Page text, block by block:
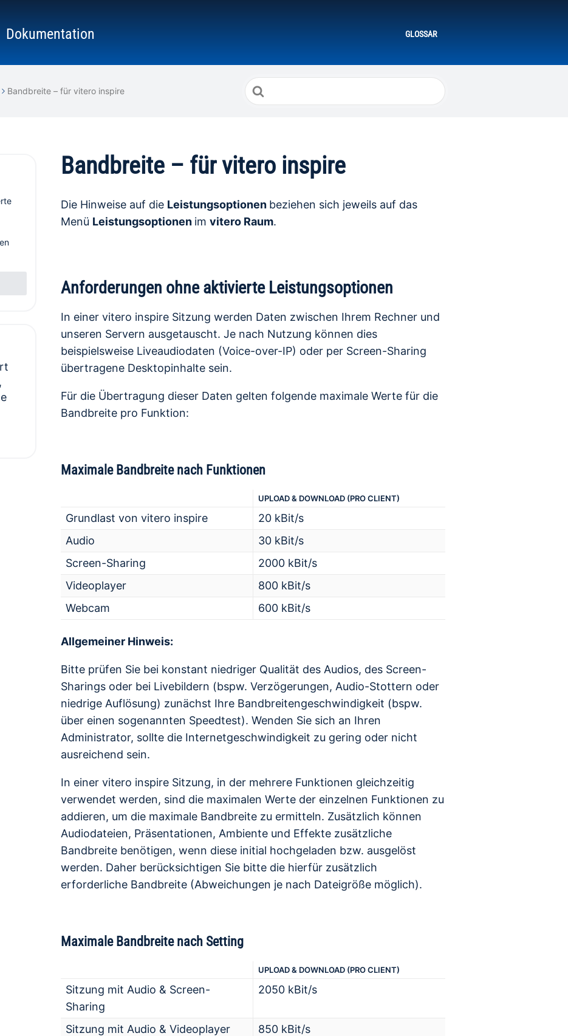
Dokumentation GLOSSAR
Bandbreite – für vitero inspire
Suche
nach
Bandbreite – für vitero inspire
Die Hinweise auf die Leistungsoptionen beziehen sich jeweils auf das
Menü Leistungsoptionen im vitero Raum.
Anforderungen ohne aktivierte Leistungsoptionen
In einer vitero inspire Sitzung werden Daten zwischen Ihrem Rechner und
unseren Servern ausgetauscht. Je nach Nutzung können dies
beispielsweise Liveaudiodaten (Voice-over-IP) oder per Screen-Sharing
übertragene Desktopinhalte sein.
Für die Übertragung dieser Daten gelten folgende maximale Werte für die
Bandbreite pro Funktion:
Maximale Bandbreite nach Funktionen
UPLOAD & DOWNLOAD (PRO CLIENT)
Grundlast von vitero inspire
20 kBit/s
Audio
30 kBit/s
Screen-Sharing
2000 kBit/s
Videoplayer
800 kBit/s
Webcam
600 kBit/s
Allgemeiner Hinweis:
Bitte prüfen Sie bei konstant niedriger Qualität des Audios, des Screen-
Sharings oder bei Livebildern (bspw. Verzögerungen, Audio-Stottern oder
niedrige Auflösung) zunächst Ihre Bandbreitengeschwindigkeit (bspw.
über einen sogenannten Speedtest). Wenden Sie sich an Ihren
Administrator, sollte die Internetgeschwindigkeit zu gering oder nicht
ausreichend sein.
In einer vitero inspire Sitzung, in der mehrere Funktionen gleichzeitig
verwendet werden, sind die maximalen Werte der einzelnen Funktionen zu
addieren, um die maximale Bandbreite zu ermitteln. Zusätzlich können
Audiodateien, Präsentationen, Ambiente und Effekte zusätzliche
Bandbreite benötigen, wenn diese initial hochgeladen bzw. ausgelöst
werden. Daher berücksichtigen Sie bitte die hierfür zusätzlich
erforderliche Bandbreite (Abweichungen je nach Dateigröße möglich).
Maximale Bandbreite nach Setting
UPLOAD & DOWNLOAD (PRO CLIENT)
Sitzung mit Audio & Screen-
Sharing
2050 kBit/s
Sitzung mit Audio & Videoplayer
850 kBit/s